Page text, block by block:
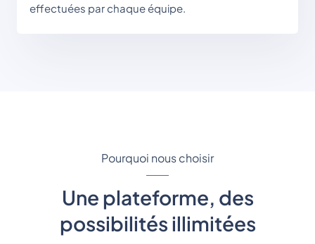
effectuées par chaque équipe.
Pourquoi nous choisir
Une plateforme, des
possibilités illimitées